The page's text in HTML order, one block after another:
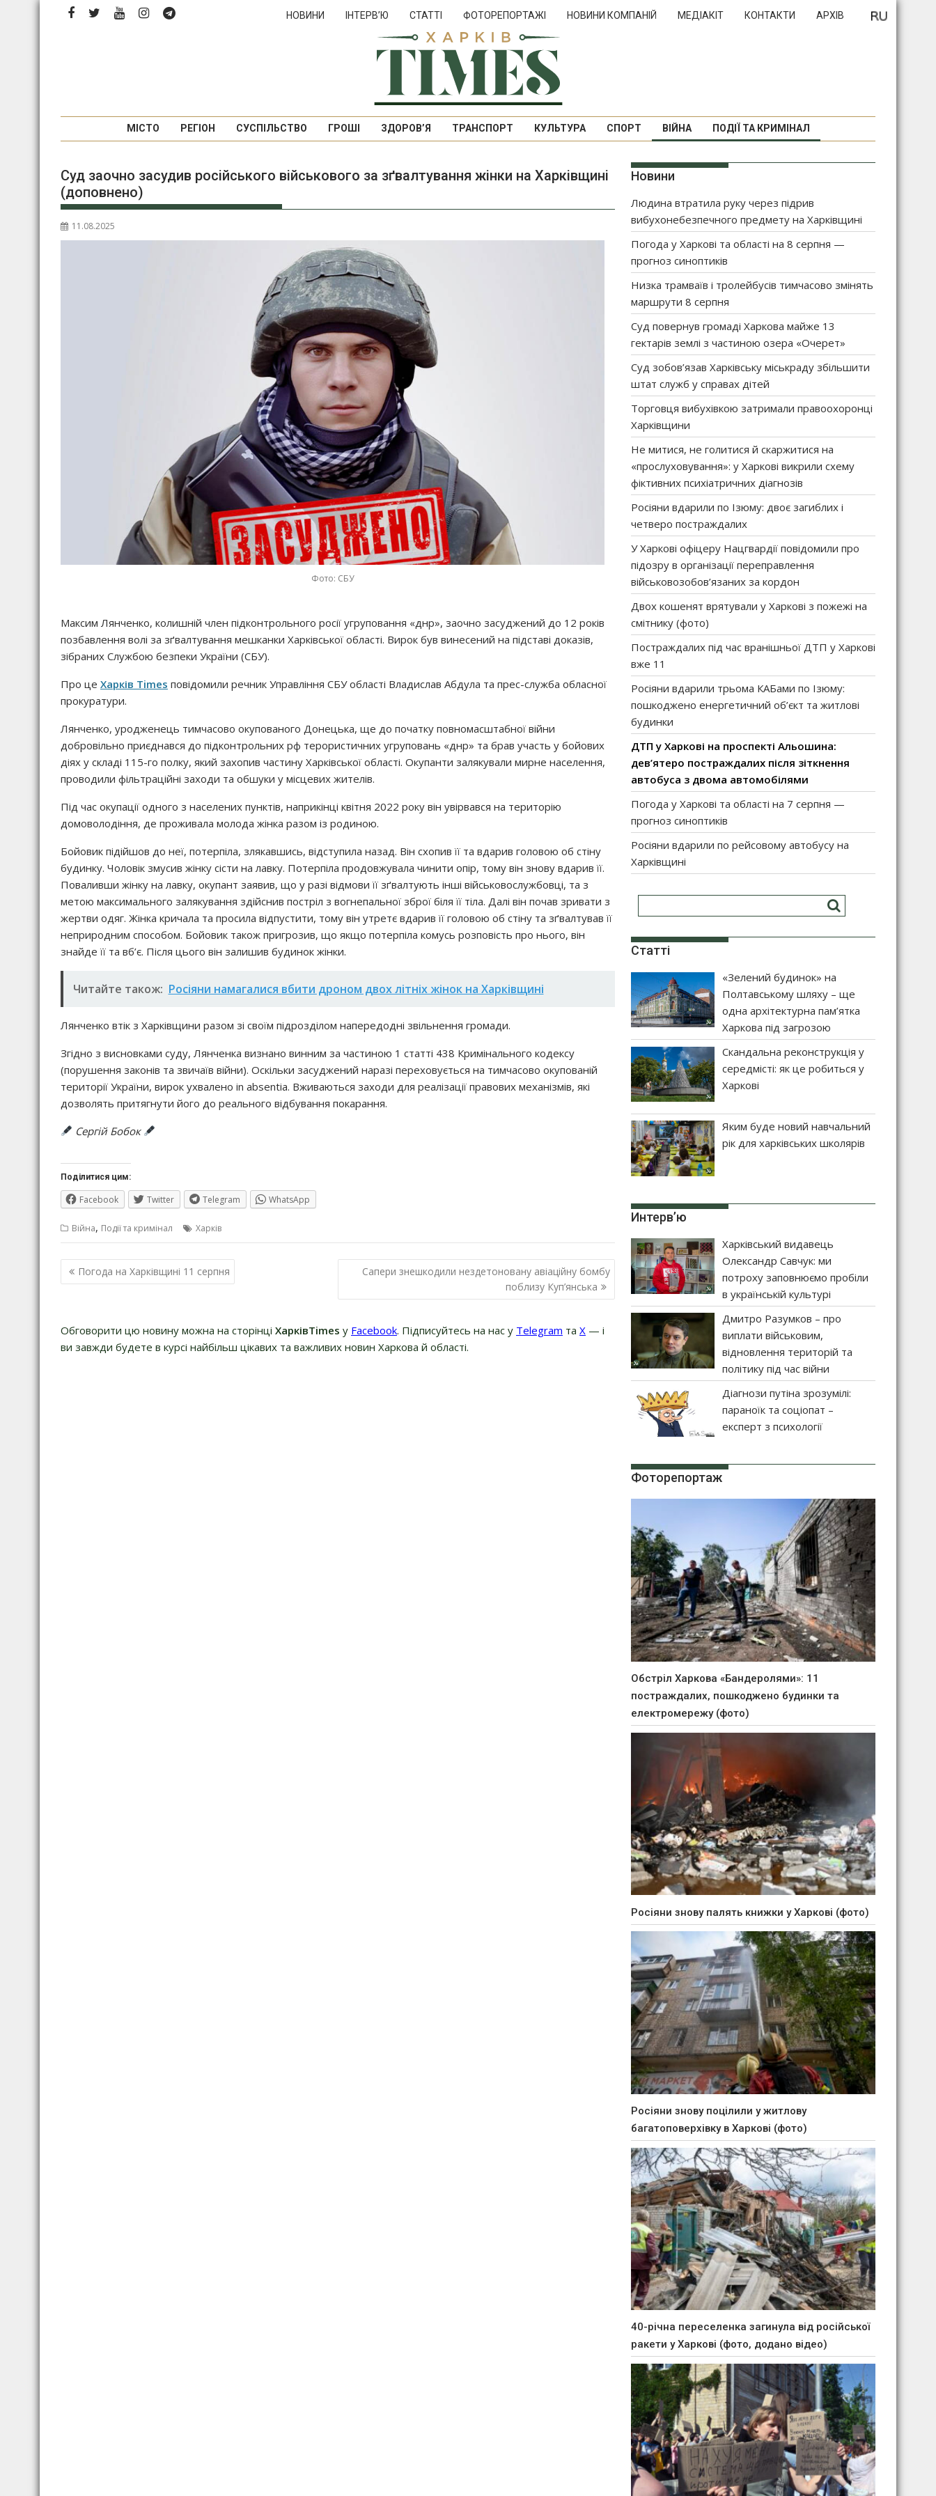
Перейти
НОВИНИ ІНТЕРВ’Ю СТАТТІ ФОТОРЕПОРТАЖІ НОВИНИ КОМПАНІЙ МЕДІАКІТ КОНТАКТИ АРХІВ
МІСТО РЕГІОН СУСПІЛЬСТВО ГРОШІ ЗДОРОВ’Я ТРАНСПОРТ КУЛЬТУРА СПОРТ ВІЙНА ПОДІЇ ТА КРИМІНАЛ
Суд заочно засудив російського військового за зґвалтування жінки на Харківщині
(доповнено)
11.08.2025
Фото: СБУ
Максим Лянченко, колишній член підконтрольного росії угруповання «днр», заочно засуджений до 12 років
позбавлення волі за зґвалтування мешканки Харківської області. Вирок був винесений на підставі доказів,
зібраних Службою безпеки України (СБУ).
Про це Харків Times повідомили речник Управління СБУ області Владислав Абдула та прес-служба обласної
прокуратури.
Лянченко, уродженець тимчасово окупованого Донецька, ще до початку повномасштабної війни
добровільно приєднався до підконтрольних рф терористичних угруповань «днр» та брав участь у бойових
діях у складі 115-го полку, який захопив частину Харківської області. Окупанти залякували мирне населення,
проводили фільтраційні заходи та обшуки у місцевих жителів.
Під час окупації одного з населених пунктів, наприкінці квітня 2022 року він увірвався на територію
домоволодіння, де проживала молода жінка разом із родиною.
Бойовик підійшов до неї, потерпіла, злякавшись, відступила назад. Він схопив її та вдарив головою об стіну
будинку. Чоловік змусив жінку сісти на лавку. Потерпіла продовжувала чинити опір, тому він знову вдарив її.
Поваливши жінку на лавку, окупант заявив, що у разі відмови її зґвалтують інші військовослужбовці, та з
метою максимального залякування здійснив постріл з вогнепальної зброї біля її тіла. Далі він почав зривати з
жертви одяг. Жінка кричала та просила відпустити, тому він утретє вдарив її головою об стіну та зґвалтував її
неприродним способом. Бойовик також пригрозив, що якщо потерпіла комусь розповість про нього, він
знайде її та вб’є. Після цього він залишив будинок жінки.
Читайте також: Росіяни намагалися вбити дроном двох літніх жінок на Харківщині
Лянченко втік з Харківщини разом зі своїм підрозділом напередодні звільнення громади.
Згідно з висновками суду, Лянченка визнано винним за частиною 1 статті 438 Кримінального кодексу
(порушення законів та звичаїв війни). Оскільки засуджений наразі переховується на тимчасово окупованій
території України, вирок ухвалено in absentia. Вживаються заходи для реалізації правових механізмів, які
дозволять притягнути його до реального відбування покарання.
Сергій Бобок
Поділитися цим:
Facebook Twitter Telegram WhatsApp
Війна, Події та кримінал Харків
Навігація
записів
Погода на Харківщині 11 серпня
Сапери знешкодили нездетоновану авіаційну бомбу
поблизу Куп’янська
Обговорити цю новину можна на сторінці ХарківTimes у Facebook. Підписуйтесь на нас у Telegram та Х — і
ви завжди будете в курсі найбільш цікавих та важливих новин Харкова й області.
Новини
Людина втратила руку через підрив
вибухонебезпечного предмету на Харківщині
Погода у Харкові та області на 8 серпня —
прогноз синоптиків
Низка трамваїв і тролейбусів тимчасово змінять
маршрути 8 серпня
Суд повернув громаді Харкова майже 13
гектарів землі з частиною озера «Очерет»
Суд зобов’язав Харківську міськраду збільшити
штат служб у справах дітей
Торговця вибухівкою затримали правоохоронці
Харківщини
Не митися, не голитися й скаржитися на
«прослуховування»: у Харкові викрили схему
фіктивних психіатричних діагнозів
Росіяни вдарили по Ізюму: двоє загиблих і
четверо постраждалих
У Харкові офіцеру Нацгвардії повідомили про
підозру в організації переправлення
військовозобов’язаних за кордон
Двох кошенят врятували у Харкові з пожежі на
смітнику (фото)
Постраждалих під час вранішньої ДТП у Харкові
вже 11
Росіяни вдарили трьома КАБами по Ізюму:
пошкоджено енергетичний об’єкт та житлові
будинки
ДТП у Харкові на проспекті Альошина:
дев’ятеро постраждалих після зіткнення
автобуса з двома автомобілями
Погода у Харкові та області на 7 серпня —
прогноз синоптиків
Росіяни вдарили по рейсовому автобусу на
Харківщині
Статті
«Зелений будинок» на
Полтавському шляху – ще
одна архітектурна пам’ятка
Харкова під загрозою
Скандальна реконструкція у
середмісті: як це робиться у
Харкові
Яким буде новий навчальний
рік для харківських школярів
Интерв’ю
Харківський видавець
Олександр Савчук: ми
потроху заповнюємо пробіли
в українській культурі
Дмитро Разумков – про
виплати військовим,
відновлення територій та
політику під час війни
Діагнози путіна зрозумілі:
параноїк та соціопат –
експерт з психології
Фоторепортаж
Обстріл Харкова «Бандеролями»: 11
постраждалих, пошкоджено будинки та
електромережу (фото)
Росіяни знову палять книжки у Харкові (фото)
Росіяни знову поцілили у житлову
багатоповерхівку в Харкові (фото)
40-річна переселенка загинула від російської
ракети у Харкові (фото, додано відео)